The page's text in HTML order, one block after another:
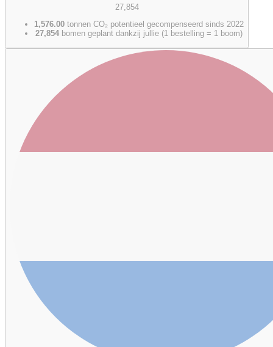
27,854
1,576.00 tonnen CO₂ potentieel gecompenseerd sinds 2022
27,854 bomen geplant dankzij jullie (1 bestelling = 1 boom)